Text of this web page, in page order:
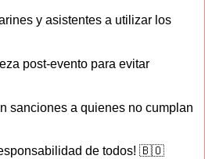
y asistentes a utilizar los
post-evento para evitar
sanciones a quienes no cumplan
de todos! 🇧🇴